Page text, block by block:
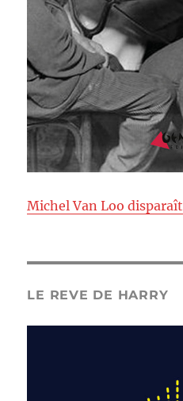
Michel Van Loo disparaît
LE REVE DE HARRY